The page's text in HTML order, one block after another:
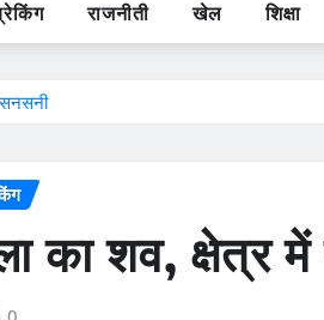
राजनीती खेल शिक्षा
का शव, क्षेत्र